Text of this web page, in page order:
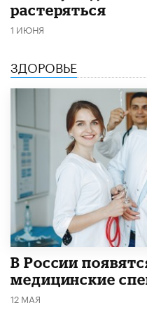
растеряться
1 ИЮНЯ
ЗДОРОВЬЕ
В России
медицинские
12 МАЯ